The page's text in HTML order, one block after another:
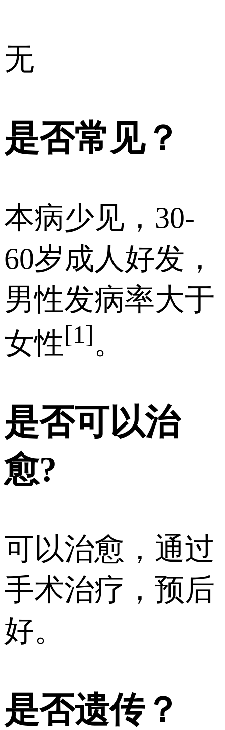
无
是否常见？
本病少见，30-
60岁成人好发，
男性发病率大于
女性[1]。
是否可以治
愈?
可以治愈，通过
手术治疗，预后
好。
是否遗传？